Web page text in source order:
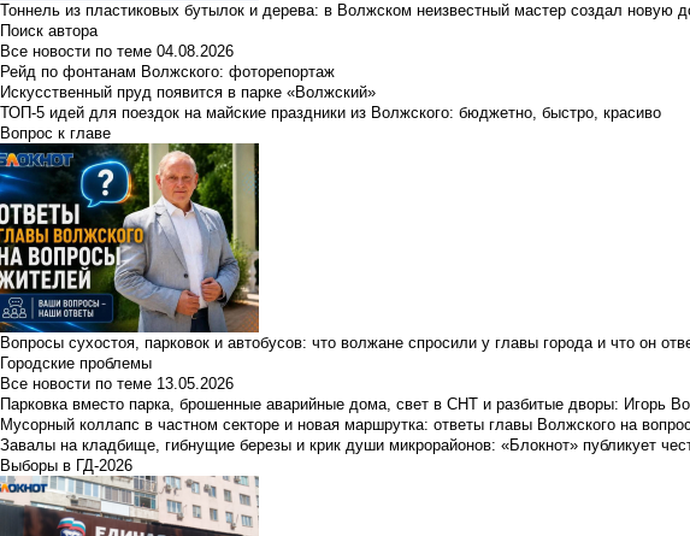
Тоннель из пластиковых бутылок и дерева: в Волжском неизвестный мастер создал новую
Поиск автора
Все новости по теме 04.08.2026
Рейд по фонтанам Волжского: фоторепортаж
Искусственный пруд появится в парке «Волжский»
ТОП-5 идей для поездок на майские праздники из Волжского: бюджетно, быстро, красиво
Вопрос к главе
Вопросы сухостоя, парковок и автобусов: что волжане спросили у главы города и что он
Городские проблемы
Все новости по теме 13.05.2026
Парковка вместо парка, брошенные аварийные дома, свет в СНТ и разбитые дворы: Игорь
Мусорный коллапс в частном секторе и новая маршрутка: ответы главы Волжского на
Завалы на кладбище, гибнущие березы и крик души микрорайонов: «Блокнот» публикует
Выборы в ГД-2026